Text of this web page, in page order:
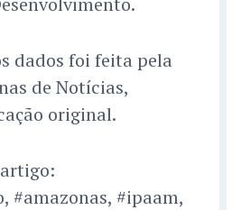
dados foi feita pela
de Notícias,
original.
#amazonas, #ipaam,